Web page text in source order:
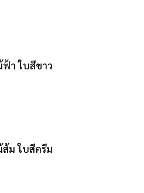
า ใบสีขาว
ม ใบสีครีม